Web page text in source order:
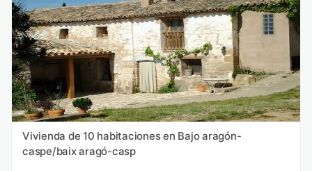
Vivienda de 10 habitaciones en Bajo aragón-
caspe/baix aragó-casp